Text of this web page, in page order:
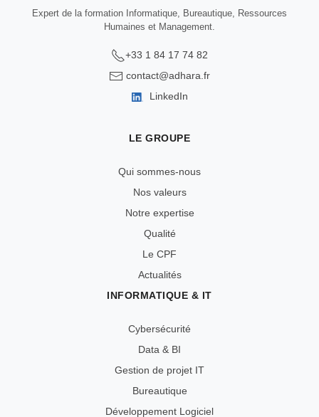
Expert de la formation Informatique, Bureautique, Ressources
Humaines et Management.
+33 1 84 17 74 82
contact@adhara.fr
LinkedIn
LE GROUPE
Qui sommes-nous
Nos valeurs
Notre expertise
Qualité
Le CPF
Actualités
INFORMATIQUE & IT
Cybersécurité
Data & BI
Gestion de projet IT
Bureautique
Développement Logiciel